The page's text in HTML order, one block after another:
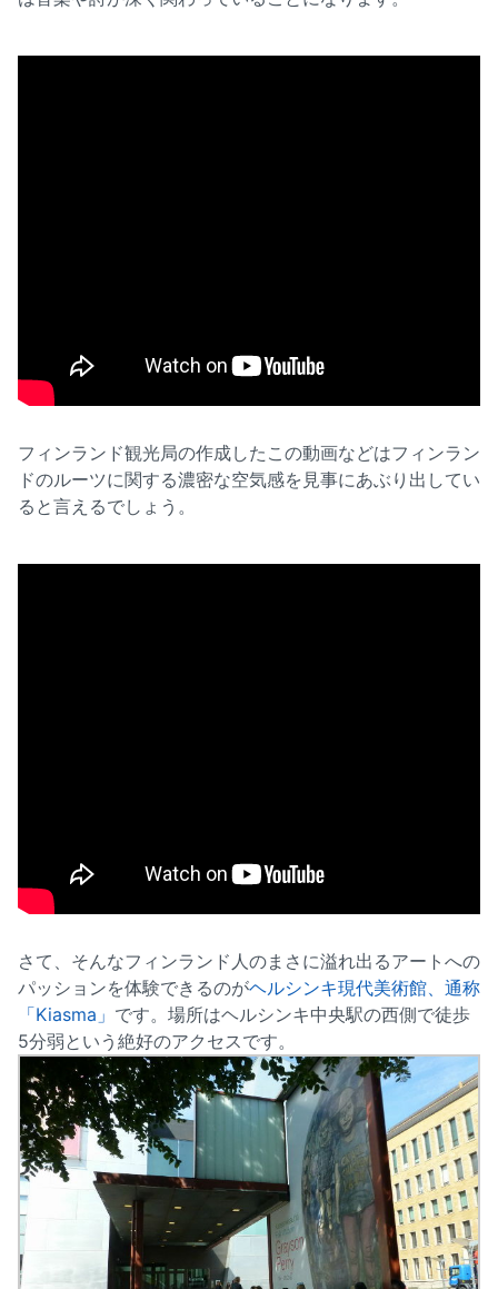
フィンランド観光局の作成したこの動画などはフィンラン
ドのルーツに関する濃密な空気感を見事にあぶり出してい
ると言えるでしょう。
さて、そんなフィンランド人のまさに溢れ出るアートへの
パッションを体験できるのがヘルシンキ現代美術館、通称
「Kiasma」 です。場所はヘルシンキ中央駅の西側で徒歩
5分弱という絶好のアクセスです。